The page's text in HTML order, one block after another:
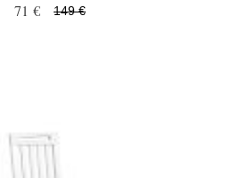
71 € 149 €